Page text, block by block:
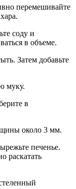
перемешивайте
соду и
в объеме.
Затем добавьте
муку.
в
около 3 мм.
печенье.
раскатать